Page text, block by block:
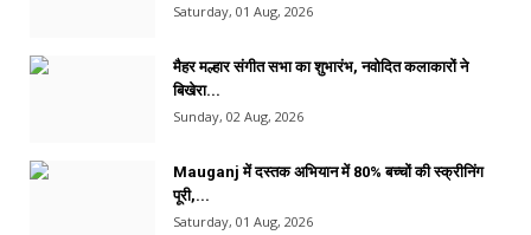
Saturday, 01 Aug, 2026
मैहर मल्हार संगीत सभा का शुभारंभ, नवोदित कलाकारों ने
बिखेरा...
Sunday, 02 Aug, 2026
Mauganj में दस्तक अभियान में 80% बच्चों की स्क्रीनिंग
पूरी,...
Saturday, 01 Aug, 2026